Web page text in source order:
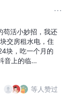
苟活小妙招，我还
交房租水电，住
块，吃一个月的
音上的临…
等人赞过